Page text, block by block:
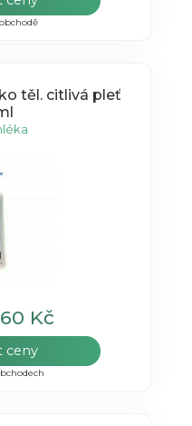
těl. citlivá pleť
Kč
ceny